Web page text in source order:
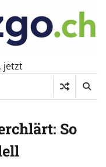
jetzt
So